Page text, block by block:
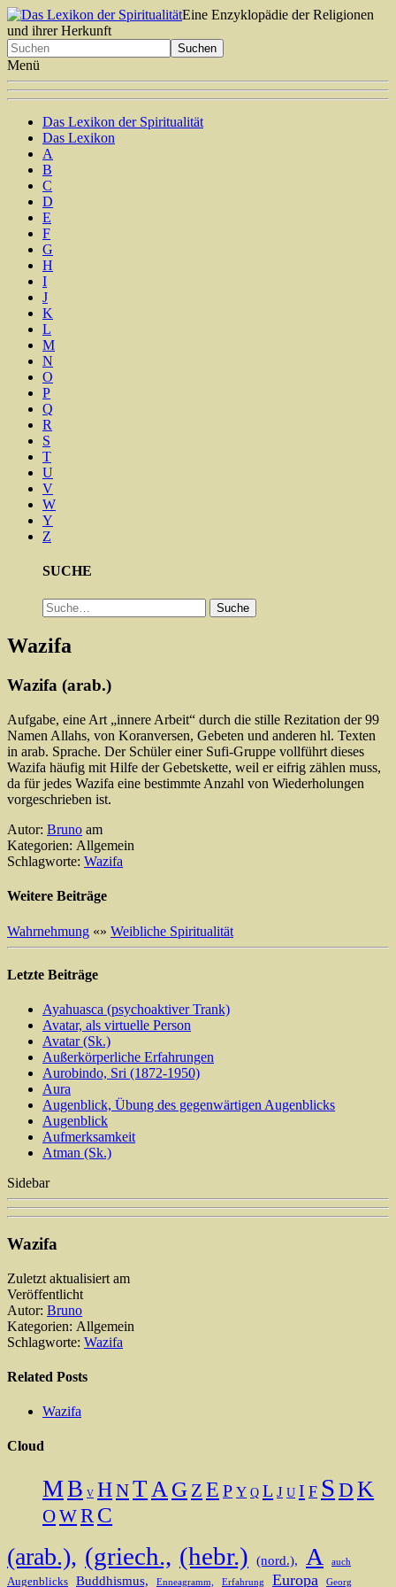
Eine Enzyklopädie der Religionen
und ihrer Herkunft
Menü
Das Lexikon der Spiritualität
Das Lexikon
A
B
C
D
E
F
G
H
I
J
K
L
M
N
O
P
Q
R
S
T
U
V
W
Y
Z
SUCHE
Suche Suche
Wazifa
Wazifa (arab.)
Aufgabe, eine Art „innere Arbeit“ durch die stille Rezitation der 99
Namen Allahs, von Koranversen, Gebeten und anderen hl. Texten
in arab. Sprache. Der Schüler einer Sufi-Gruppe vollführt dieses
Wazifa häufig mit Hilfe der Gebetskette, weil er eifrig zählen muss,
da für jedes Wazifa eine bestimmte Anzahl von Wiederholungen
vorgeschrieben ist.
Autor: Bruno am
Kategorien: Allgemein
Schlagworte: Wazifa
Weitere Beiträge
Wahrnehmung «» Weibliche Spiritualität
Letzte Beiträge
Ayahuasca (psychoaktiver Trank)
Avatar, als virtuelle Person
Avatar (Sk.)
Außerkörperliche Erfahrungen
Aurobindo, Sri (1872-1950)
Aura
Augenblick, Übung des gegenwärtigen Augenblicks
Augenblick
Aufmerksamkeit
Atman (Sk.)
Sidebar
Wazifa
Zuletzt aktualisiert am
Veröffentlicht
Autor: Bruno
Kategorien: Allgemein
Schlagworte: Wazifa
Related Posts
Wazifa
Cloud
MB V HNT A G Z E P Y Q L J U I F S D K
OWR C
(arab.), (griech., (hebr.) (nord.), A auch
Augenblicks Buddhismus, Enneagramm, Erfahrung Europa Georg